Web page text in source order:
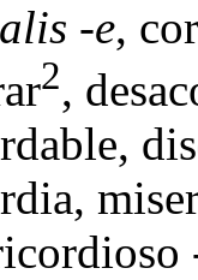
-e,
2,
,
,